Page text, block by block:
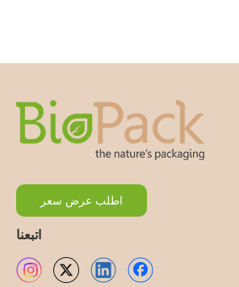
اطلب عرض سعر
اتبعنا